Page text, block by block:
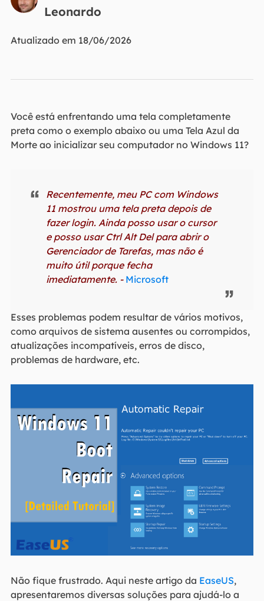
Leonardo
Atualizado em 18/06/2026
Você está enfrentando uma tela completamente
preta como o exemplo abaixo ou uma Tela Azul da
Morte ao inicializar seu computador no Windows 11?
Recentemente, meu PC com Windows
11 mostrou uma tela preta depois de
fazer login. Ainda posso usar o cursor
e posso usar Ctrl Alt Del para abrir o
Gerenciador de Tarefas, mas não é
muito útil porque fecha
imediatamente. - Microsoft
Esses problemas podem resultar de vários motivos,
como arquivos de sistema ausentes ou corrompidos,
atualizações incompatíveis, erros de disco,
problemas de hardware, etc.
Não fique frustrado. Aqui neste artigo da EaseUS,
apresentaremos diversas soluções para ajudá-lo a